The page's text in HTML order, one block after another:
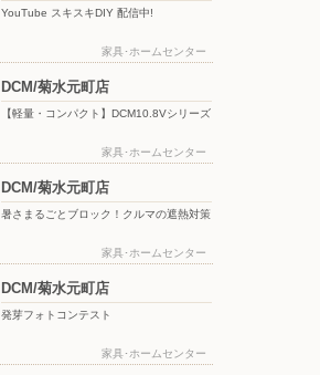
YouTube スキスキDIY 配信中!
家具･ホームセンター
DCM/菊水元町店
【軽量・コンパクト】DCM10.8Vシリーズ
家具･ホームセンター
DCM/菊水元町店
暑さまるごとブロック！クルマの遮熱対策
家具･ホームセンター
DCM/菊水元町店
発芽フォトコンテスト
家具･ホームセンター